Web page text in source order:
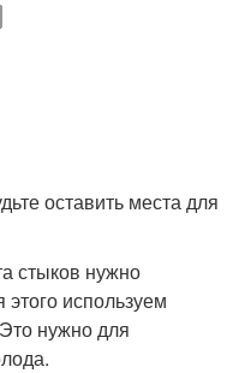
оставить места для
стыков нужно
используем
нужно для